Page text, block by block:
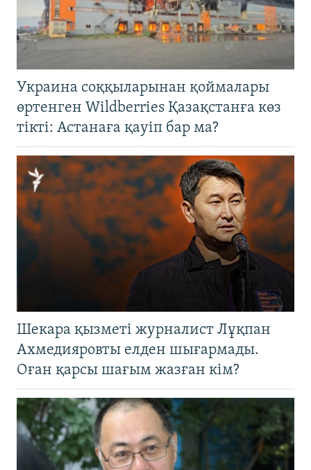
Украина соққыларынан қоймалары
өртенген Wildberries Қазақстанға көз
тікті: Астанаға қауіп бар ма?
Шекара қызметі журналист Лұқпан
Ахмедияровты елден шығармады.
Оған қарсы шағым жазған кім?